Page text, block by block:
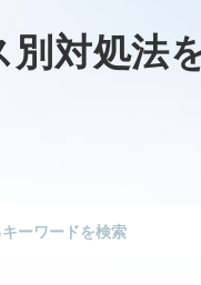
別対処法